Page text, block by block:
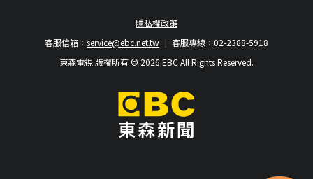
隱私權政策
客服專線：02-2388-5918
客服信箱： service@ebc.net.tw
東森電視 版權所有 © 2026 EBC All Rights Reserved.